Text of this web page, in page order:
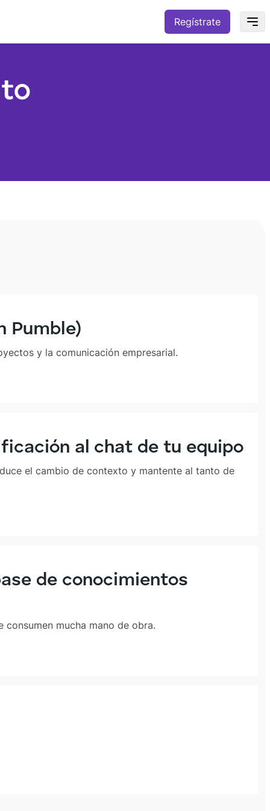
Regístrate
Pumble)
y la comunicación empresarial.
al chat de tu equipo
el cambio de contexto y mantente al tanto de
de conocimientos
mucha mano de obra.